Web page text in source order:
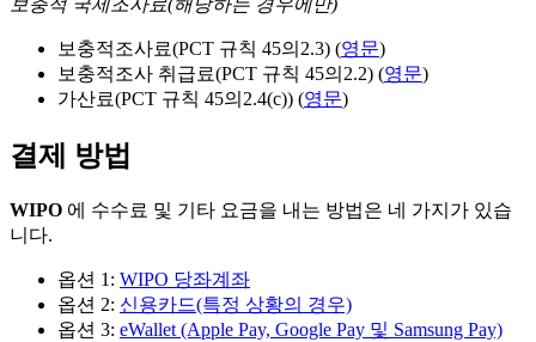
보충적 국제조사료(해당하는 경우에만)
보충적조사료(PCT 규칙 45의2.3) (영문)
보충적조사 취급료(PCT 규칙 45의2.2) (영문)
가산료(PCT 규칙 45의2.4(c)) (영문)
결제 방법
WIPO 에 수수료 및 기타 요금을 내는 방법은 네 가지가 있습
니다.
옵션 1: WIPO 당좌계좌
옵션 2: 신용카드(특정 상황의 경우)
옵션 3: eWallet (Apple Pay, Google Pay 및 Samsung Pay)